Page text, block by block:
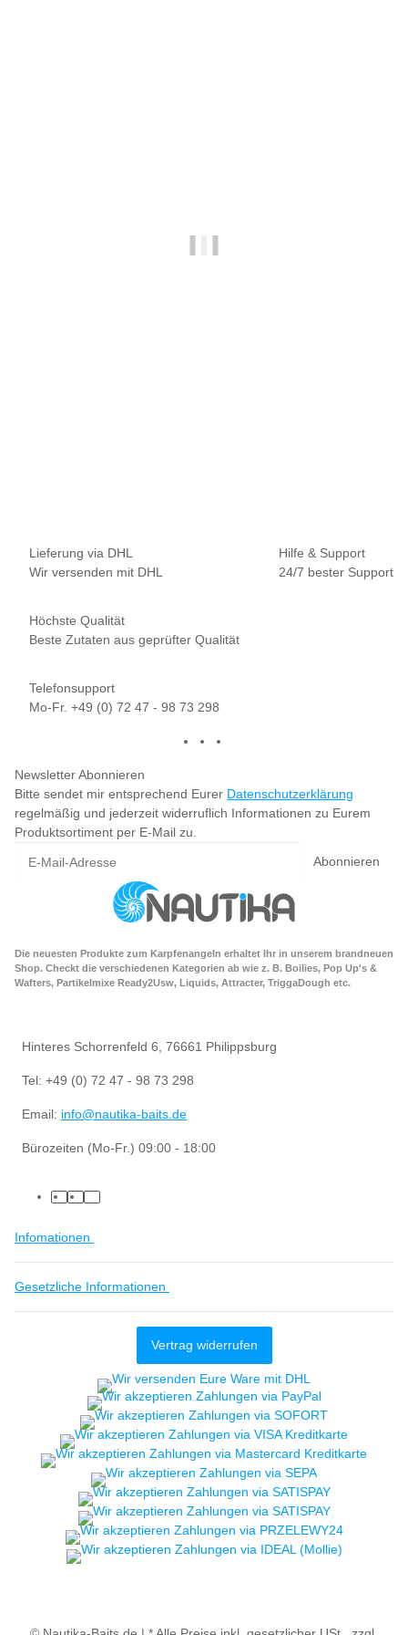
Lieferung via DHL
Wir versenden mit DHL
Hilfe & Support
24/7 bester Support
Höchste Qualität
Beste Zutaten aus geprüfter Qualität
Telefonsupport
Mo-Fr. +49 (0) 72 47 - 98 73 298
Newsletter Abonnieren
Bitte sendet mir entsprechend Eurer Datenschutzerklärung
regelmäßig und jederzeit widerruflich Informationen zu Eurem
Produktsortiment per E-Mail zu.
Abonnieren
Die neuesten Produkte zum Karpfenangeln erhaltet Ihr in unserem brandneuen
Shop. Checkt die verschiedenen Kategorien ab wie z. B. Boilies, Pop Up's &
Wafters, Partikelmixe Ready2Usw, Liquids, Attracter, TriggaDough etc.
Hinteres Schorrenfeld 6, 76661 Philippsburg
Tel: +49 (0) 72 47 - 98 73 298
Email: info@nautika-baits.de
Bürozeiten (Mo-Fr.) 09:00 - 18:00
Infomationen
Gesetzliche Informationen
Vertrag widerrufen